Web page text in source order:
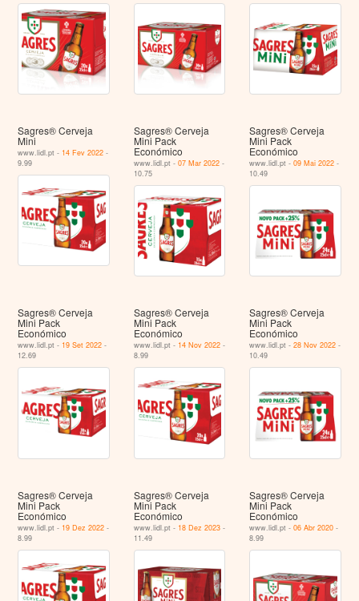
Sagres® Cerveja
Mini
www.lidl.pt - 14 Fev 2022 -
9.99
Sagres® Cerveja
Mini Pack
Económico
www.lidl.pt - 07 Mar 2022-
10.75
Sagres® Cerveja
Mini Pack
Económico
www.lidl.pt -09 Mai 2022 -
10.49
Sagres® Cerveja
Mini Pack
Económico
www.lidl.pt - 19 Set 2022 -
12.69
Sagres® Cerveja
Mini Pack
Económico
www.lidl.pt - 14 Nov 2022-
8.99
Sagres® Cerveja
Mini Pack
Económico
www.lidl.pt -28 Nov 2022 -
10.49
Sagres® Cerveja
Mini Pack
Económico
www.lidl.pt - 19 Dez 2022 -
8.99
Sagres® Cerveja
Mini Pack
Económico
www.lidl.pt - 18 Dez 2023-
11.49
Sagres® Cerveja
Mini Pack
Económico
www.lidl.pt -06 Abr 2020 -
8.99